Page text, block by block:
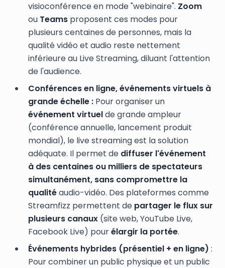
visioconférence en mode "webinaire". Zoom
ou Teams proposent ces modes pour
plusieurs centaines de personnes, mais la
qualité vidéo et audio reste nettement
inférieure au Live Streaming, diluant l'attention
de l'audience.
Conférences en ligne, événements virtuels à
grande échelle : Pour organiser un
événement virtuelde grande ampleur
(conférence annuelle, lancement produit
mondial), le live streaming est la solution
adéquate. Il permet de diffuser l'événement
à des centaines ou milliers de spectateurs
simultanément, sans compromettre la
qualitéaudio-vidéo. Des plateformes comme
Streamfizz permettent de partager le flux sur
plusieurs canaux (site web, YouTube Live,
Facebook Live) pourélargir la portée.
Événements hybrides (présentiel + en ligne) :
Pour combiner un public physique et un public